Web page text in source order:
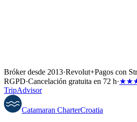
Bróker desde 2013·Revolut+Pagos con
RGPD·Cancelación gratuita en 72 h·
TripAdvisor
Catamaran CharterCroatia